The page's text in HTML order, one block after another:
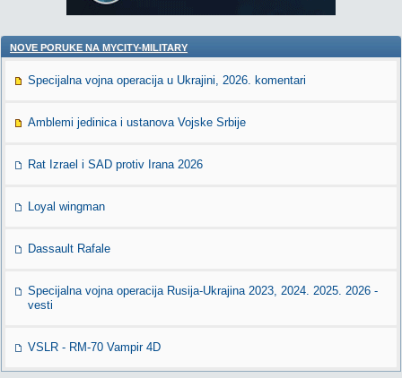
NOVE PORUKE NA MYCITY-MILITARY
Specijalna vojna operacija u Ukrajini, 2026. komentari
Amblemi jedinica i ustanova Vojske Srbije
Rat Izrael i SAD protiv Irana 2026
Loyal wingman
Dassault Rafale
Specijalna vojna operacija Rusija-Ukrajina 2023, 2024. 2025. 2026 -
vesti
VSLR - RM-70 Vampir 4D